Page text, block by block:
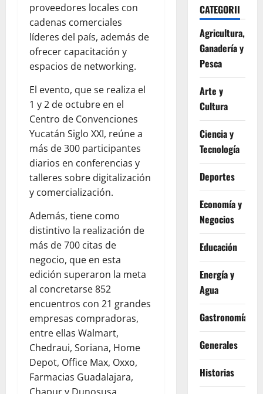
proveedores locales con
cadenas comerciales
líderes del país, además de
ofrecer capacitación y
espacios de networking.
El evento, que se realiza el
1 y 2 de octubre en el
Centro de Convenciones
Yucatán Siglo XXI, reúne a
más de 300 participantes
diarios en conferencias y
talleres sobre digitalización
y comercialización.
Además, tiene como
distintivo la realización de
más de 700 citas de
negocio, que en esta
edición superaron la meta
al concretarse 852
encuentros con 21 grandes
empresas compradoras,
entre ellas Walmart,
Chedraui, Soriana, Home
Depot, Office Max, Oxxo,
Farmacias Guadalajara,
CATEGORII
Agricultura,
Ganadería y
Pesca
Arte y
Cultura
Ciencia y
Tecnología
Deportes
Economía y
Negocios
Educación
Energía y
Agua
Gastronomía
Generales
Historias